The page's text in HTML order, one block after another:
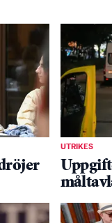
UTRIKES